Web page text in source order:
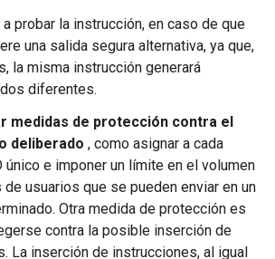
probar la instrucción, en caso de que
una salida segura alternativa, ya que,
la misma instrucción generará
diferentes.
medidas de protección contra el
deliberado , como asignar a cada
único e imponer un límite en el volumen
usuarios que se pueden enviar en un
Otra medida de protección es
contra la posible inserción de
La inserción de instrucciones, al igual